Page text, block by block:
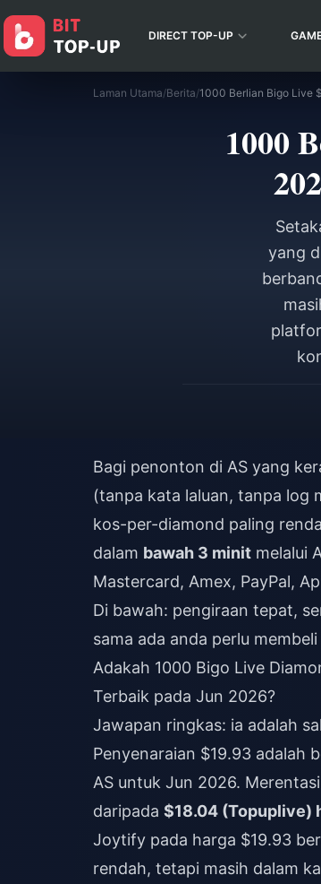
DIRECT TOP-UP
Laman Utama/Berita/
1000
yang
Bagi penonton di AS yang
(tanpa kata laluan, tanpa log
kos-per-diamond paling
dalam bawah 3 minit melalui
Mastercard, Amex, PayPal,
Di bawah: pengiraan tepat,
sama ada anda perlu
Adakah 1000 Bigo Live
Terbaik pada Jun 2026?
Jawapan ringkas: ia adalah
Penyenaraian $19.93 adalah
AS untuk Jun 2026.
daripada $18.04 (Topuplive)
Joytify pada harga $19.93
rendah, tetapi masih dalam